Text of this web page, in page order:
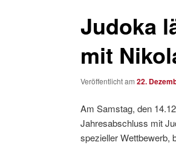
Judoka
mit
Veröffentlicht am 22.
Am Samstag, den
Jahresabschluss mit
spezieller Wettbewerb,